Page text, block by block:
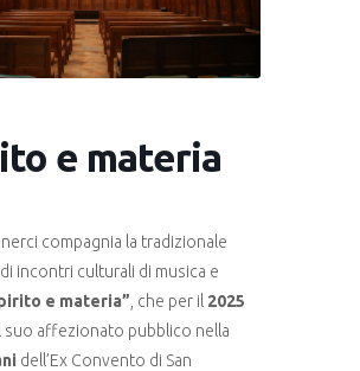
e materia
compagnia la tradizionale
incontri culturali di musica e
e materia” , che per il 2025
suo affezionato pubblico nella
dell’Ex Convento di San